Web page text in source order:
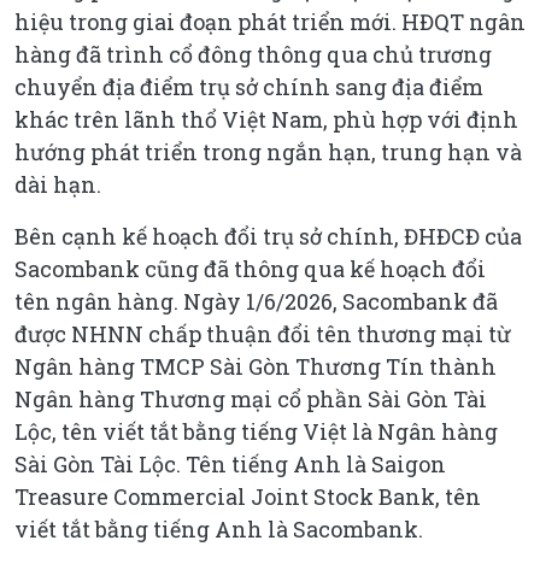
hiệu trong giai đoạn phát triển mới. HĐQT ngân
hàng đã trình cổ đông thông qua chủ trương
chuyển địa điểm trụ sở chính sang địa điểm
khác trên lãnh thổ Việt Nam, phù hợp với định
hướng phát triển trong ngắn hạn, trung hạn và
dài hạn.
Bên cạnh kế hoạch đổi trụ sở chính, ĐHĐCĐ của
Sacombank cũng đã thông qua kế hoạch đổi
tên ngân hàng. Ngày 1/6/2026, Sacombank đã
được NHNN chấp thuận đổi tên thương mại từ
Ngân hàng TMCP Sài Gòn Thương Tín thành
Ngân hàng Thương mại cổ phần Sài Gòn Tài
Lộc, tên viết tắt bằng tiếng Việt là Ngân hàng
Sài Gòn Tài Lộc. Tên tiếng Anh là Saigon
Treasure Commercial Joint Stock Bank, tên
viết tắt bằng tiếng Anh là Sacombank.